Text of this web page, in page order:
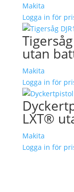
Makita
Logga in för
utan
Makita
Logga in för
LXT®
Makita
Logga in för